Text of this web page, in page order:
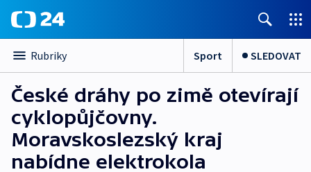
Rubriky Sport SLEDOVAT
České dráhy po zimě otevírají
cyklopůjčovny.
Moravskoslezský kraj
nabídne elektrokola